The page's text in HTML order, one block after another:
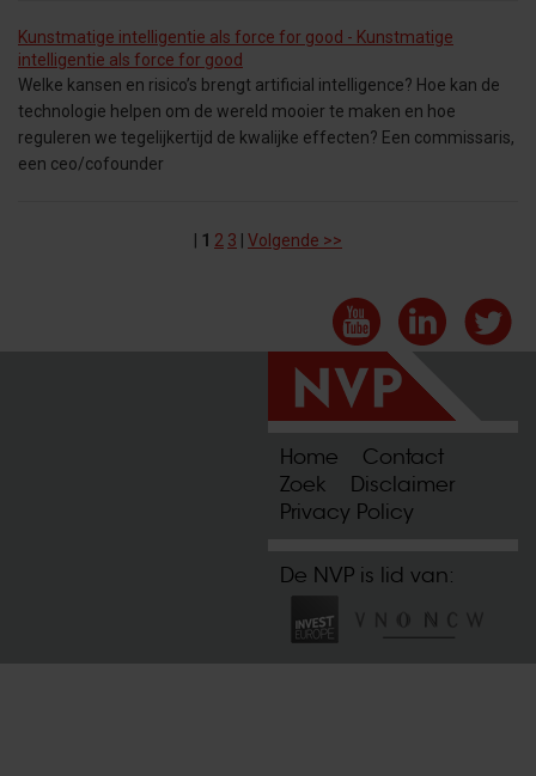
Kunstmatige intelligentie als force for good - Kunstmatige
intelligentie als force for good
Welke kansen en risico’s brengt artificial intelligence? Hoe kan de
technologie helpen om de wereld mooier te maken en hoe
reguleren we tegelijkertijd de kwalijke effecten? Een commissaris,
een ceo/cofounder
1 2 3 Volgende >>
Home
Contact
Zoek
Disclaimer
Privacy Policy
De NVP is lid van: